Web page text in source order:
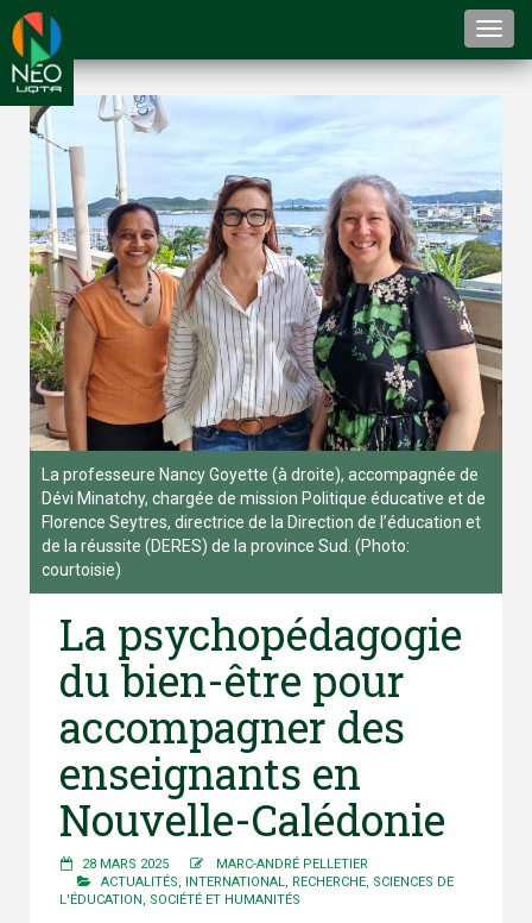
La professeure Nancy Goyette (à droite), accompagnée de
Dévi Minatchy, chargée de mission Politique éducative et de
Florence Seytres, directrice de la Direction de l’éducation et
de la réussite (DERES) de la province Sud. (Photo:
courtoisie)
La psychopédagogie
du bien-être pour
accompagner des
enseignants en
Nouvelle-Calédonie
28 MARS 2025
MARC-ANDRÉ PELLETIER
ACTUALITÉS
INTERNATIONAL RECHERCHE SCIENCES DE
L'ÉDUCATION
SOCIÉTÉ ET HUMANITÉS